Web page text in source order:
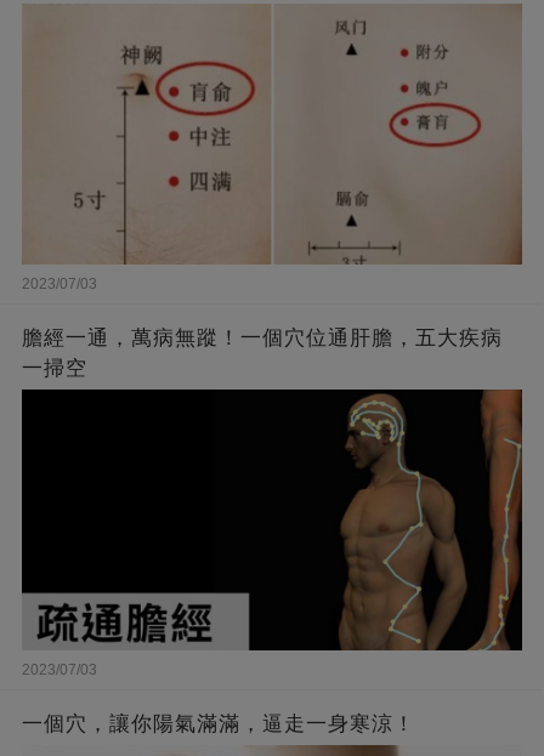
2023/07/03
膽經一通，萬病無蹤！一個穴位通肝膽，五大疾病
一掃空
2023/07/03
一個穴，讓你陽氣滿滿，逼走一身寒涼！